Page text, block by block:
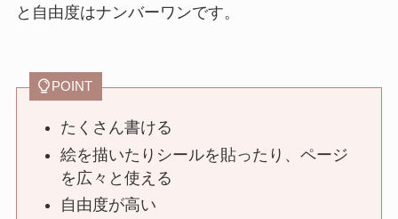
と自由度はナンバーワンです。
POINT
たくさん書ける
絵を描いたりシールを貼ったり、ページ
を広々と使える
自由度が高い